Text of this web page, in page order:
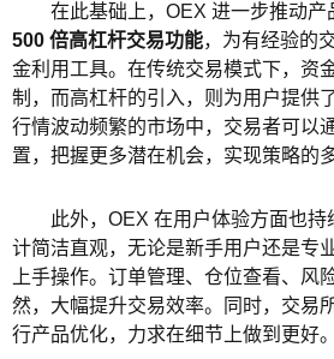
在此基础上，OEX 进一步推动产
500 倍高杠杆交易功能，为有经验的
金利用工具。在传统交易模式下，资
制，而高杠杆的引入，则为用户提供
行情波动频繁的市场中，交易者可以
置，把握更多潜在机会，实现策略的
此外，OEX 在用户体验方面也
计简洁直观，无论是新手用户还是专
上手操作。订单管理、仓位查看、风
然，大幅提升交易效率。同时，交易
行产品优化，力求在细节上做到更好。